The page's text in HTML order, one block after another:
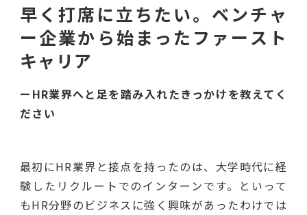
早く打席に立ちたい。ベンチャ
ー企業から始まったファースト
キャリア
ーHR業界へと足を踏み入れたきっかけを教えてく
ださい
最初にHR業界と接点を持ったのは、大学時代に経
験したリクルートでのインターンです。といって
もHR分野のビジネスに強く興味があったわけでは